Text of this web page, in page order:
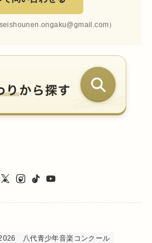
）
八代青少年音楽コンクール